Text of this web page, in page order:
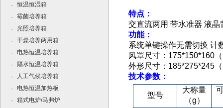
·
恒温恒湿箱
·
霉菌培养箱
·
光照培养箱
·
干燥培养两用箱
·
电热恒温培养箱
·
隔水恒温培养箱
·
人工气候培养箱
·
电热恒温加热板
·
箱式电炉/马弗炉
特点：
交直流两用 带水准器 液
功能：
系统单键操作无需切换 计
风罩尺寸：175*150*160
外形尺寸：185*275*245
技术参数：
型号
大称量
（g）